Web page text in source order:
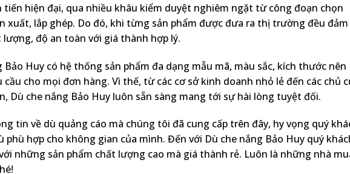
tiến hiện đại, qua nhiều khâu kiểm duyệt nghiêm ngặt từ công đoạn chọn
xuất, lắp ghép. Do đó, khi từng sản phẩm được đưa ra thị trường đều đảm
lượng, độ an toàn với giá thành hợp lý.
Bảo Huy có hệ thống sản phẩm đa dạng mẫu mã, màu sắc, kích thước nên
cho mọi đơn hàng. Vì thế, từ các cơ sở kinh doanh nhỏ lẻ đến các chủ
Dù che nắng Bảo Huy luôn sẵn sàng mang tới sự hài lòng tuyệt đối.
tin về dù quảng cáo mà chúng tôi đã cung cấp trên đây, hy vọng quý
phù hợp cho không gian của mình. Đến với Dù che nắng Bảo Huy quý
những sản phẩm chất lượng cao mà giá thành rẻ. Luôn là những nhà